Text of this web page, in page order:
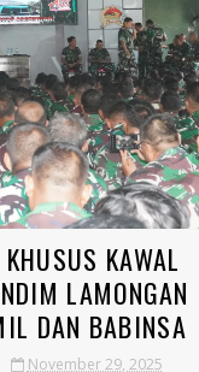
KAWAL
LAMONGAN
DAN BABINSA
November 29, 2025